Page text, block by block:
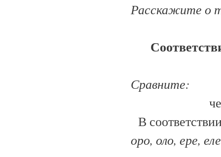
Расскажите о
Сравните:
В
оро, оло, ере, еле